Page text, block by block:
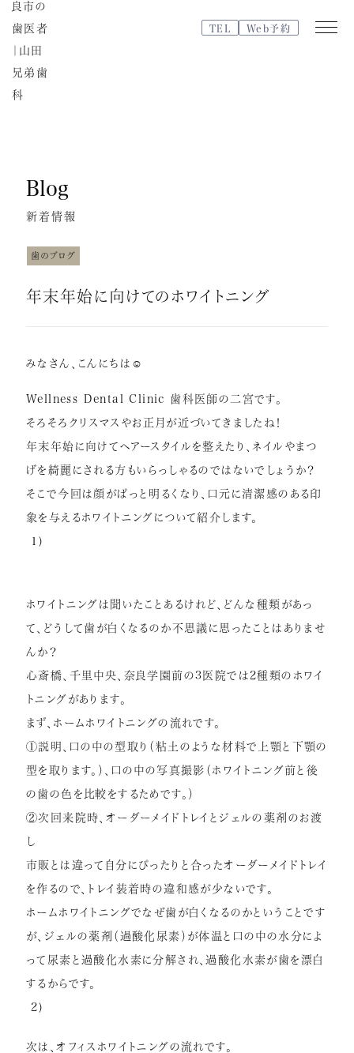
医院紹介
特徴・治療の流れ
スタッフブログ
矯正歯科
セラミック治療
根管治療
アクセス
TEL Web予約
Blog
新着情報
歯のブログ
年末年始に向けてのホワイトニング
みなさん、こんにちは☺
Wellness Dental Clinic 歯科医師の二宮です。
そろそろクリスマスやお正月が近づいてきましたね！
年末年始に向けてヘアースタイルを整えたり、 ネイルやまつ
げを綺麗にされる方もいらっしゃるのではないでしょ うか？
そこで今回は顔がぱっと明るくなり、 口元に清潔感のある印
象を与えるホワイトニングについて紹介します。
1)
ホワイトニングは聞いたことあるけれど、どんな種類があっ
て、 どうして歯が白くなるのか不思議に思ったことはありませ
んか？
心斎橋、千里中央、 奈良学園前の3医院では2種類のホワイ
トニングがあります。
まず、ホームホワイトニングの流れです。
①説明、口の中の型取り（粘土のような材料で上顎と下顎の
型を取ります。）、 口の中の写真撮影（ホワイトニング前と後
の歯の色を比較をするためです。）
②次回来院時、オーダーメイドトレイとジェルの薬剤のお渡
し
市販とは違って自分にぴったりと合ったオーダーメイドトレイ
を作るので、トレイ装着時の違和感が少ないです。
ホームホワイトニングでなぜ歯が白くなるのかということです
が、 ジェルの薬剤（過酸化尿素） が体温と口の中の水分によ
って尿素と過酸化水素に分解され、過酸化水素が歯を漂白
するからです。
2)
次は、オフィスホワイトニングの流れです。